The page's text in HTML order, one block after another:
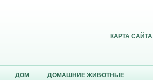
КАРТА САЙТА
ДОМ ДОМАШНИЕ ЖИВОТНЫЕ